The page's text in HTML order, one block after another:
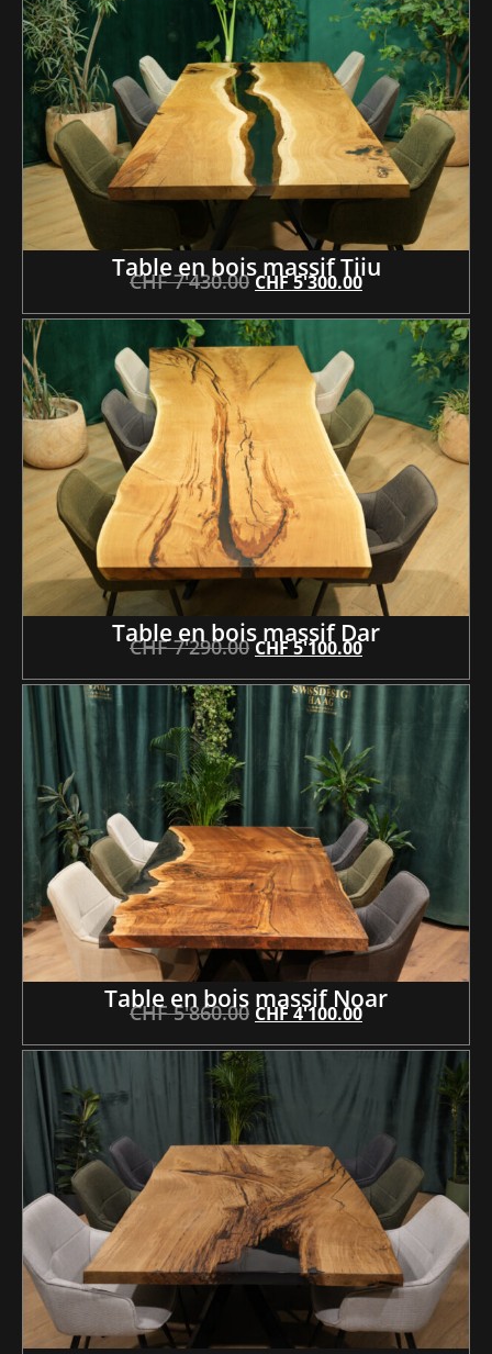
Table en bois massif Tiiu
CHF7'430.00 CHF5'300.00
Table en bois massif Dar
CHF7'290.00 CHF5'100.00
Table en bois massif Noar
CHF5'860.00 CHF4'100.00